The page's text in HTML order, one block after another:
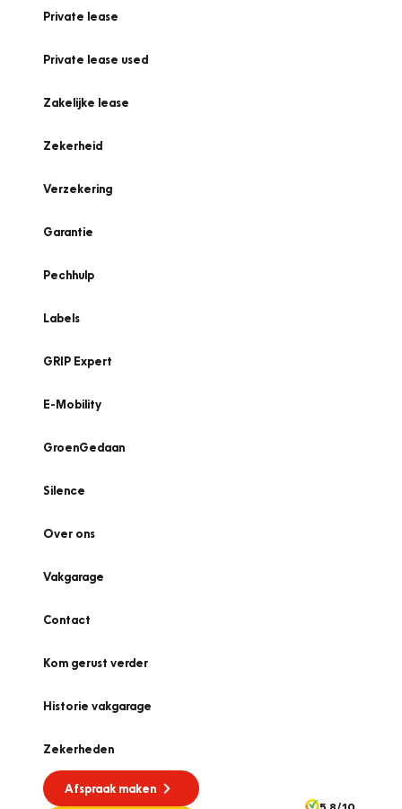
Private lease
Private lease used
Zakelijke lease
Zekerheid
Verzekering
Garantie
Pechhulp
Labels
GRIP Expert
E-Mobility
GroenGedaan
Silence
Over ons
Vakgarage
Contact
Kom gerust verder
Historie vakgarage
Zekerheden
Afspraak maken